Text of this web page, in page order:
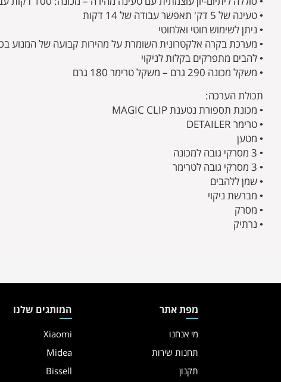
• טעינה של 5 דק' תאפשר עבודה של 14 דקות
• ניתן לשימוש חוטי ואלחוטי
• מערכת בקרה אלקטרונית השומרת על מהירות קבועה של המנוע
• להבים מתפרקים בקלות לניקוי
• משקל מכונה 290 גרם – משקל טרימר 180 גרם
תכולת הערכה:
• מכונת תספורת נטענת MAGIC CLIP
• טרימר DETAILER
• מטען
• 3 מסרקי גובה למכונה
• 3 מסרקי גובה לטרימר
• שמן ללהבים
• מברשת ניקוי
• מסרק
• נרתיק
מפת אתר
מי אנחנו
תחנות שירות
תקנון
המותגים שלנו
Xiaomi
Midea
Bissell